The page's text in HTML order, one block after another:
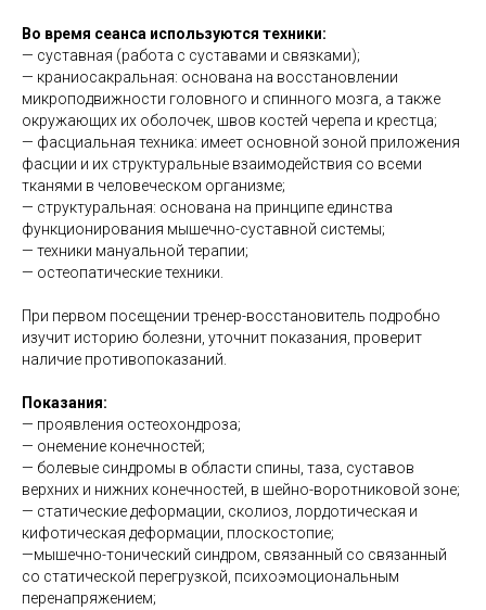
Во время сеанса используются техники:
— суставная (работа с суставами и связками);
— краниосакральная: основана на восстановлении
микроподвижности головного и спинного мозга, а также
окружающих их оболочек, швов костей черепа и крестца;
— фасциальная техника: имеет основной зоной приложения
фасции и их структуральные взаимодействия со всеми
тканями в человеческом организме;
— структуральная: основана на принципе единства
функционирования мышечно-суставной системы;
— техники мануальной терапии;
— остеопатические техники.
При первом посещении тренер-восстановитель подробно
изучит историю болезни, уточнит показания, проверит
наличие противопоказаний.
Показания:
— проявления остеохондроза;
— онемение конечностей;
— болевые синдромы в области спины, таза, суставов
верхних и нижних конечностей, в шейно-воротниковой зоне;
— статические деформации, сколиоз, лордотическая и
кифотическая деформации, плоскостопие;
—мышечно-тонический синдром, связанный со связанный
со статической перегрузкой, психоэмоциональным
перенапряжением;